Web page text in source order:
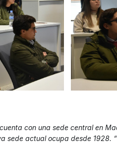
con una sede central en
sede actual ocupa desde 1928.